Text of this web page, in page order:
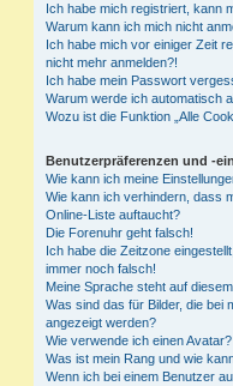
Ich habe mich registriert, kann
Warum kann ich mich nicht
Ich habe mich vor einiger Zeit
nicht mehr anmelden?!
Ich habe mein Passwort
Warum werde ich automatisch
Wozu ist die Funktion „Alle
Benutzerpräferenzen und -
Wie kann ich meine
Wie kann ich verhindern, dass
Online-Liste auftaucht?
Die Forenuhr geht falsch!
Ich habe die Zeitzone
immer noch falsch!
Meine Sprache steht auf
Was sind das für Bilder, die bei
angezeigt werden?
Wie verwende ich einen Avatar?
Was ist mein Rang und wie
Wenn ich bei einem Benutzer